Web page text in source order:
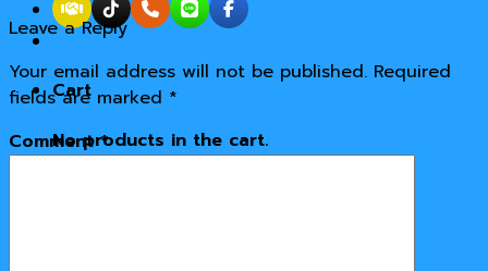
Cart
No products in the cart.
Leave a Reply
Your email address will not be published. Required
fields are marked *
Comment*